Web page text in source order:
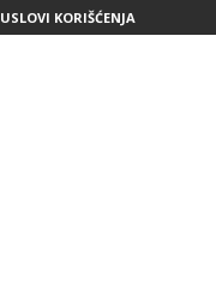
USLOVI KORIŠĆENJA